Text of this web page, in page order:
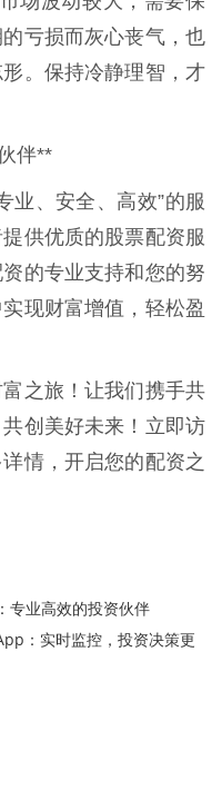
亏损而灰心丧气，也
。保持冷静理智，才
伴**
业、安全、高效”的服
供优质的股票配资服
的专业支持和您的努
现财富增值，轻松盈
之旅！让我们携手共
创美好未来！立即访
情，开启您的配资之
专业高效的投资伙伴
：实时监控，投资决策更